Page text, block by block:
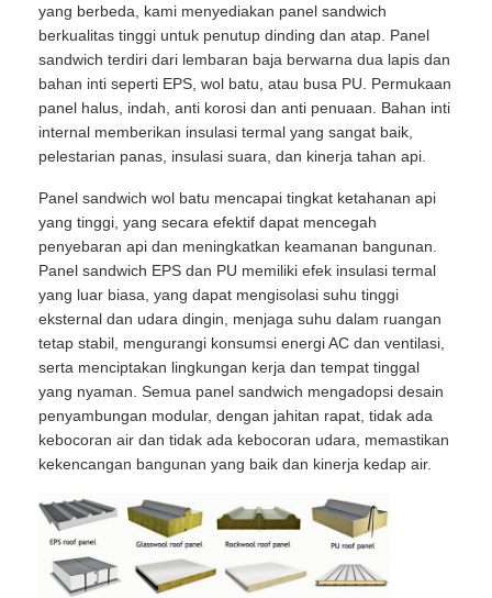
yang berbeda, kami menyediakan panel sandwich
berkualitas tinggi untuk penutup dinding dan atap. Panel
sandwich terdiri dari lembaran baja berwarna dua lapis dan
bahan inti seperti EPS, wol batu, atau busa PU. Permukaan
panel halus, indah, anti korosi dan anti penuaan. Bahan inti
internal memberikan insulasi termal yang sangat baik,
pelestarian panas, insulasi suara, dan kinerja tahan api.
Panel sandwich wol batu mencapai tingkat ketahanan api
yang tinggi, yang secara efektif dapat mencegah
penyebaran api dan meningkatkan keamanan bangunan.
Panel sandwich EPS dan PU memiliki efek insulasi termal
yang luar biasa, yang dapat mengisolasi suhu tinggi
eksternal dan udara dingin, menjaga suhu dalam ruangan
tetap stabil, mengurangi konsumsi energi AC dan ventilasi,
serta menciptakan lingkungan kerja dan tempat tinggal
yang nyaman. Semua panel sandwich mengadopsi desain
penyambungan modular, dengan jahitan rapat, tidak ada
kebocoran air dan tidak ada kebocoran udara, memastikan
kekencangan bangunan yang baik dan kinerja kedap air.